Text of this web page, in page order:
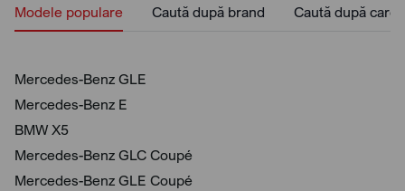
Modele populare Caută după brand Caută după
Mercedes-Benz GLE
Mercedes-Benz E
BMW X5
Mercedes-Benz GLC Coupé
Mercedes-Benz GLE Coupé